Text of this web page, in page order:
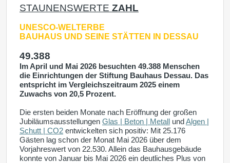
STAUNENSWERTE ZAHL
UNESCO-WELTERBE
BAUHAUS UND SEINE STÄTTEN IN DESSAU
49.388
Im April und Mai 2026 besuchten 49.388 Menschen
die Einrichtungen der Stiftung Bauhaus Dessau. Das
entspricht im Vergleichszeitraum 2025 einem
Zuwachs von 20,5 Prozent.
Die ersten beiden Monate nach Eröffnung der großen
Jubiläumsausstellungen Glas | Beton | Metall und Algen |
Schutt | CO2 entwickelten sich positiv: Mit 25.176
Gästen lag schon der Monat Mai 2026 über dem
Vorjahreswert von 22.530. Allein das Bauhausgebäude
konnte von Januar bis Mai 2026 ein deutliches Plus von